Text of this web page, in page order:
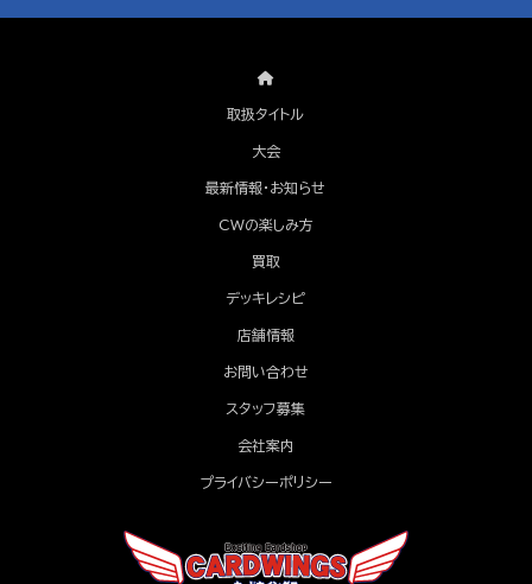
取扱タイトル
大会
最新情報・お知らせ
CWの楽しみ方
買取
デッキレシピ
店舗情報
お問い合わせ
スタッフ募集
会社案内
プライバシーポリシー